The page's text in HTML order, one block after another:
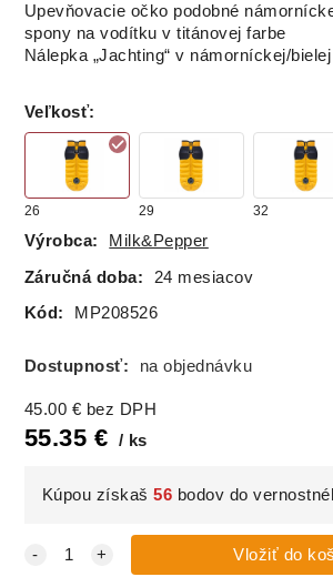
Upevňovacie očko podobné
spony na vodítku v titánovej farbe
Nálepka „Jachting“ v námorníckej/
Veľkosť:
26 29 32
Výrobca: Milk&Pepper
Záručná doba: 24 mesiacov
Kód: MP208526
Dostupnosť: na objednávku
45.00 € bez DPH
55.35 € ks
Kúpou získaš56 bodov do